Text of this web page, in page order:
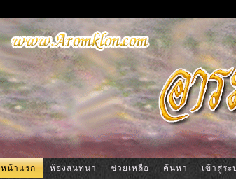
หน้าแรก ห้องสนทนา ช่วยเหลือ ค้นหา เข้าสู่ระ